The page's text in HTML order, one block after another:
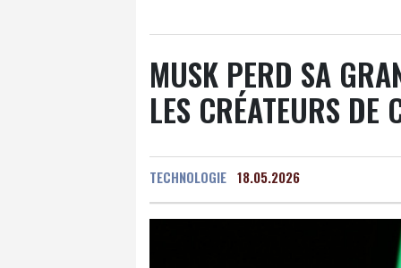
MUSK PERD SA
LES CRÉATEURS DE
TECHNOLOGIE 18.05.2026